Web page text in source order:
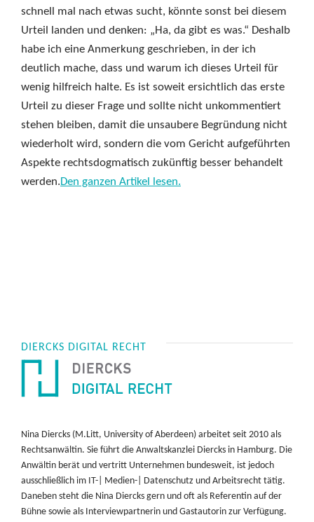
schnell mal nach etwas sucht, könnte sonst bei diesem
Urteil landen und denken: „Ha, da gibt es was.“ Deshalb
habe ich eine Anmerkung geschrieben, in der ich
deutlich mache, dass und warum ich dieses Urteil für
wenig hilfreich halte. Es ist soweit ersichtlich das erste
Urteil zu dieser Frage und sollte nicht unkommentiert
stehen bleiben, damit die unsaubere Begründung nicht
wiederholt wird, sondern die vom Gericht aufgeführten
Aspekte rechtsdogmatisch zukünftig besser behandelt
werden.Den ganzen Artikel lesen.
DIERCKS DIGITAL RECHT
Nina Diercks (M.Litt, University of Aberdeen) arbeitet seit 2010 als
Rechtsanwältin. Sie führt die Anwaltskanzlei Diercks in Hamburg. Die
Anwältin berät und vertritt Unternehmen bundesweit, ist jedoch
ausschließlich im IT-| Medien-| Datenschutz und Arbeitsrecht tätig.
Daneben steht die Nina Diercks gern und oft als Referentin auf der
Bühne sowie als Interviewpartnerin und Gastautorin zur Verfügung.